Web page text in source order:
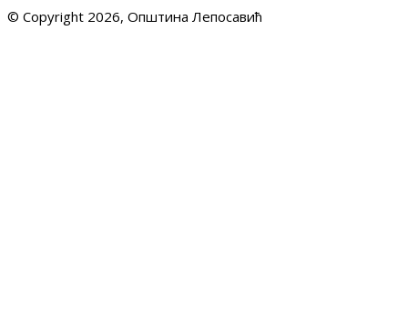
© Copyright 2026, Општина Лепосавић